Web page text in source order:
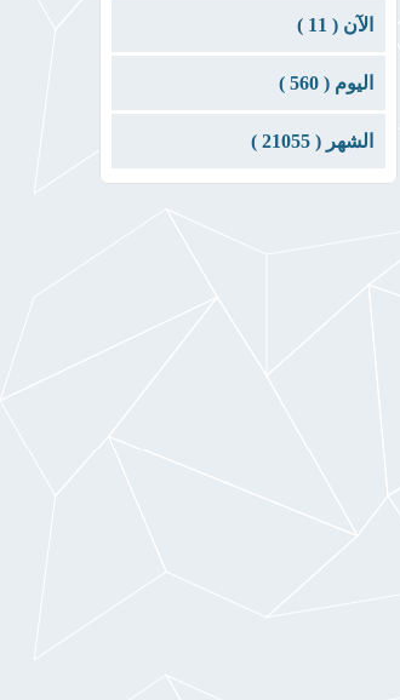
الآن ( 11 )
اليوم ( 560 )
الشهر ( 21055 )